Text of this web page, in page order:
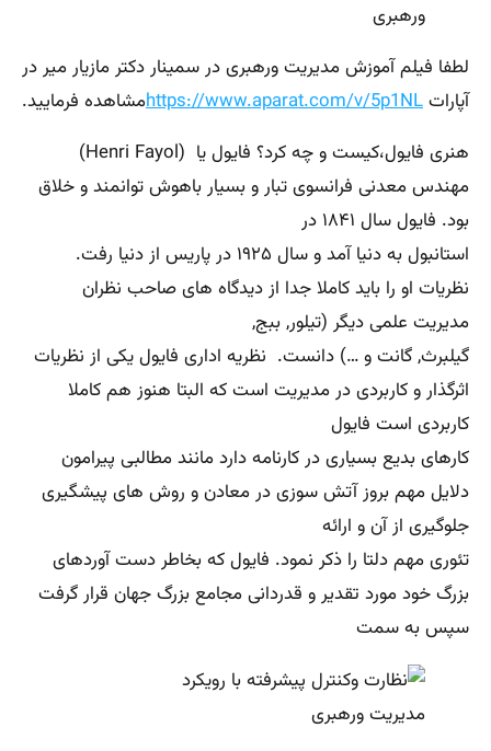
ورهبری
لطفا فیلم آموزش مدیریت ورهبری در سمینار دکتر مازیار میر در
آپاراتhttps://www.aparat.com/v/5p1NLمشاهده فرمایید.
هنری فایول،کیست و چه کرد؟ فایول یا (Henri Fayol)
مهندس معدنی فرانسوی تبار و بسیار باهوش توانمند و خلاق
بود. فایول سال ۱۸۴۱ در
استانبول به دنیا آمد و سال ۱۹۲۵ در پاریس از دنیا رفت.
نظریات او را باید کاملا جدا از دیدگاه های صاحب نظران
مدیریت علمی دیگر (تیلور, ببج,
گیلبرث, گانت و …) دانست. نظریه اداری فایول یکی از نظریات
اثرگذار و کاربردی در مدیریت است که البتا هنوز هم کاملا
کاربردی است فایول
کارهای بدیع بسیاری در کارنامه دارد مانند مطالبی پیرامون
دلایل مهم بروز آتش سوزی در معادن و روش های پیشگیری
جلوگیری از آن و ارائه
تئوری مهم دلتا را ذکر نمود. فایول که بخاطر دست آوردهای
بزرگ خود مورد تقدیر و قدردانی مجامع بزرگ جهان قرار گرفت
سپس به سمت